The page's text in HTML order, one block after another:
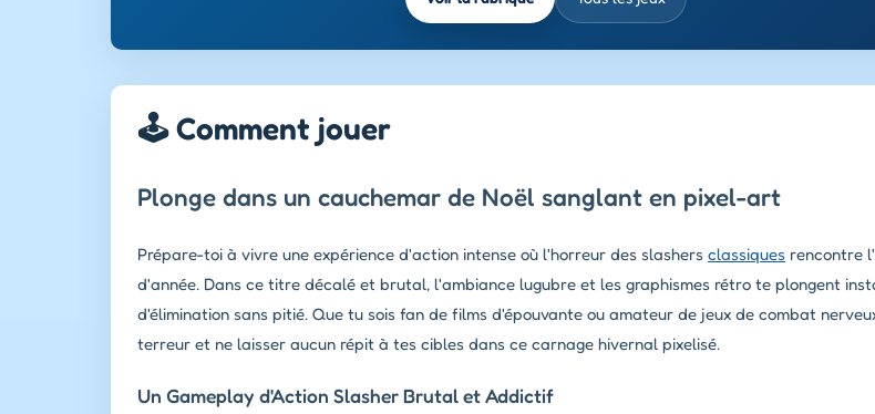
🕹️ Comment jouer
Plonge dans un cauchemar de Noël sanglant en pixel-art
Prépare-toi à vivre une expérience d'action intense où l'horreur des slashers classiques rencontre
d'année. Dans ce titre décalé et brutal, l'ambiance lugubre et les graphismes rétro te plongent
d'élimination sans pitié. Que tu sois fan de films d'épouvante ou amateur de jeux de combat
terreur et ne laisser aucun répit à tes cibles dans ce carnage hivernal pixelisé.
Un Gameplay d'Action Slasher Brutal et Addictif